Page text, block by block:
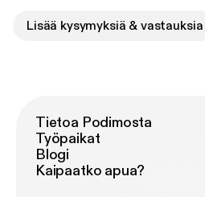
Lisää kysymyksiä & vastauksia
Tietoa Podimosta
Työpaikat
Blogi
Kaipaatko apua?